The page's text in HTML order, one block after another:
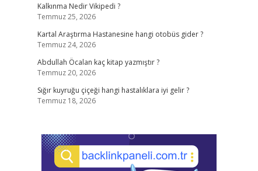
Kalkınma Nedir Vikipedi ?
Temmuz 25, 2026
Kartal Araştırma Hastanesine hangi otobüs gider ?
Temmuz 24, 2026
Abdullah Öcalan kaç kitap yazmıştır ?
Temmuz 20, 2026
Sığır kuyruğu çiçeği hangi hastalıklara iyi gelir ?
Temmuz 18, 2026